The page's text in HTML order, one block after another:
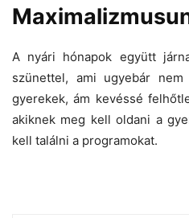
A nyári hónapok együtt
szünettel, ami ugyebár
gyerekek, ám kevéssé
akiknek meg kell oldani a
kell találni a programokat.